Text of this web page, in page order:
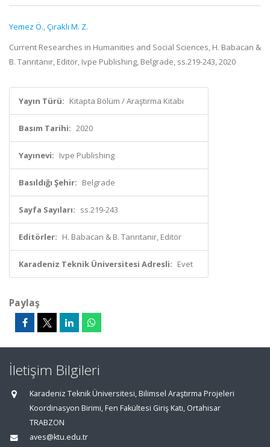
Yemez Ö.,Çıraklı M. Z.
Current Researches in Humanities and Social Sciences, H. Babacan &
B. Tanrıtanır, Editör, Ivpe Publishing, Belgrade, ss.219-243, 2020
Yayın Türü: Kitapta Bölüm / Araştırma Kitabı
Basım Tarihi: 2020
Yayınevi: Ivpe Publishing
Basıldığı Şehir: Belgrade
Sayfa Sayıları: ss.219-243
Editörler: H. Babacan & B. Tanrıtanır, Editör
Karadeniz Teknik Üniversitesi Adresli: Evet
Paylaş
İletişim Bilgileri
Karadeniz Teknik Üniversitesi, Bilimsel Araştırma Projeleri
Koordinasyon Birimi, Fen Fakültesi Giriş Katı, Ortahisar
TRABZON
aves@ktu.edu.tr